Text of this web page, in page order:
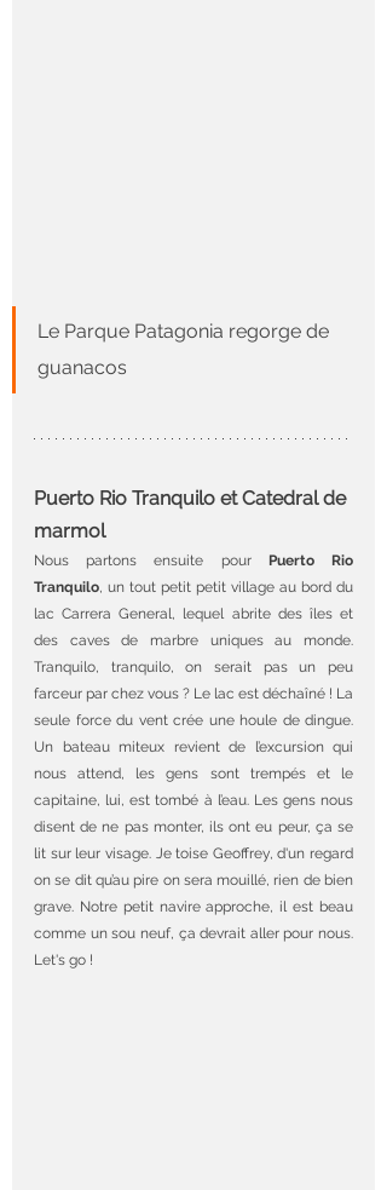
Le Parque Patagonia regorge de
guanacos
Puerto Rio Tranquilo et Catedral de
marmol
Nous partons ensuite pour Puerto Rio
Tranquilo, un tout petit petit village au bord du
lac Carrera General, lequel abrite des îles et
des caves de marbre uniques au monde.
Tranquilo, tranquilo, on serait pas un peu
farceur par chez vous ? Le lac est déchaîné ! La
seule force du vent crée une houle de dingue.
Un bateau miteux revient de l’excursion qui
nous attend, les gens sont trempés et le
capitaine, lui, est tombé à l’eau. Les gens nous
disent de ne pas monter, ils ont eu peur, ça se
lit sur leur visage. Je toise Geoffrey, d'un regard
on se dit qu’au pire on sera mouillé, rien de bien
grave. Notre petit navire approche, il est beau
comme un sou neuf, ça devrait aller pour nous.
Let's go !